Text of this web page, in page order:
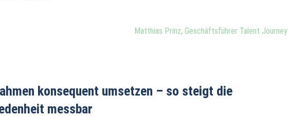
Matthias Prinz, Geschäftsführer Talent Journey
konsequent umsetzen – so steigt die
messbar